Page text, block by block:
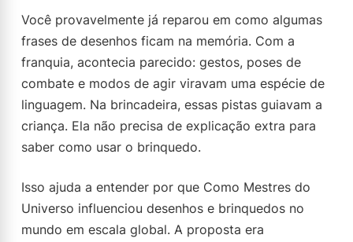
Você provavelmente já reparou em como algumas
frases de desenhos ficam na memória. Com a
franquia, acontecia parecido: gestos, poses de
combate e modos de agir viravam uma espécie de
linguagem. Na brincadeira, essas pistas guiavam a
criança. Ela não precisa de explicação extra para
saber como usar o brinquedo.
Isso ajuda a entender por que Como Mestres do
Universo influenciou desenhos e brinquedos no
mundo em escala global. A proposta era